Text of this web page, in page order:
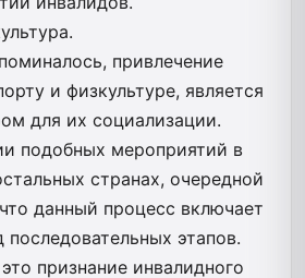
привлечение
и физкультуре, является
для их социализации.
подобных мероприятий в
странах, очередной
данный процесс включает
этапов.
признание инвалидного